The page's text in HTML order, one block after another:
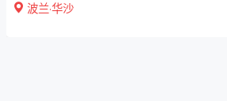
波兰·华沙